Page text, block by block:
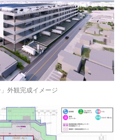
外観完成イメージ